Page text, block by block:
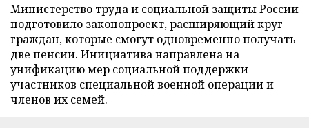
Министерство труда и социальной защиты России
подготовило законопроект, расширяющий круг
граждан, которые смогут одновременно получать
две пенсии. Инициатива направлена на
унификацию мер социальной поддержки
участников специальной военной операции и
членов их семей.